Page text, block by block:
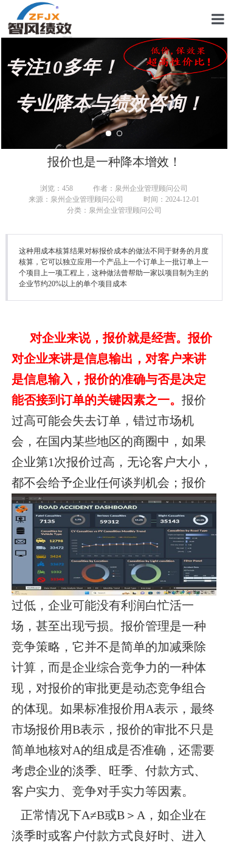
专注10多年！
专业降本与绩效咨询！
首页
关于我
薪酬设
文化绩
报价也是一种降本增效！
浏览： 458
作者：泉州企业管理顾问公司
来源：泉州企业管理顾问公司
时间：2024-12-01
分类：泉州企业管理顾问公司
这种用成本核算结果对标报价成本的做法不同于财务的月度
核算，它可以独立应用一个产品上一个订单上一批订单上一
个项目上一项工程上，这种做法曾帮助一家以项目制为主的
企业节约20%以上的单个项目成本
对企业来说，报价就是经营。报价
对企业来讲是信息输出，对客户来讲
是信息输入，报价的准确与否是决定
能否接到订单的关键因素之一。报价
过高可能会失去订单，错过市场机
会，在国内某些地区的商圈中，如果
企业第1次报价过高，无论客户大小，
都不会给予企业任何谈判机会；报价
过低，企业可能没有利润白忙活一
场，甚至出现亏损。报价管理是一种
竞争策略，它并不是简单的加减乘除
计算，而是企业综合竞争力的一种体
现，对报价的审批更是动态竞争组合
的体现。如果标准报价用A表示，最终
市场报价用B表示，报价的审批不只是
简单地核对A的组成是否准确，还需要
考虑企业的淡季、旺季、付款方式、
客户实力、竞争对手实力等因素。
正常情况下A≠B或B＞A，如企业在
淡季时或客户付款方式良好时、进入